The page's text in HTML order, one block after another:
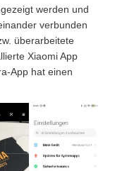
werden und
verbunden
überarbeitete
Xiaomi App
App hat einen